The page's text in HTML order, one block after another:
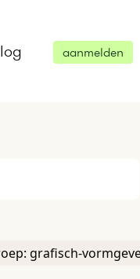
aanmelden
grafisch-